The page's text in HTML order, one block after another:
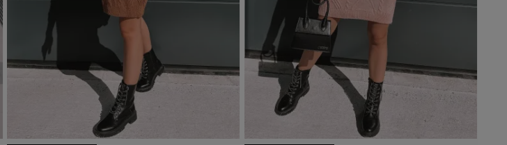
Dodaj do koszyka Dodaj do koszyka